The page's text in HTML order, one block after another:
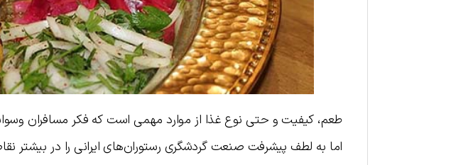
طعم، کیفیت و حتی نوع غذا از موارد مهمی است که فکر مسافران
اما به لطف پیشرفت صنعت گردشگری رستوران‌های ایرانی را در بیشتر